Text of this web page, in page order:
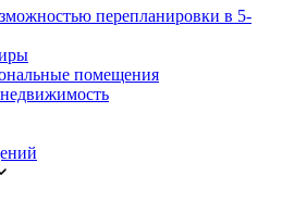
перепланировки в 5-
помещения